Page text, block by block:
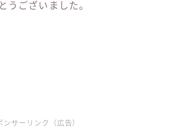
うございました。
ンサーリンク（広告）